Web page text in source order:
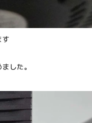
した。